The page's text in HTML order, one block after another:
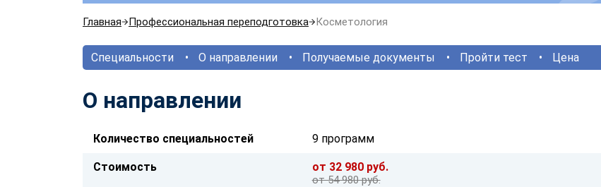
Главная Профессиональная переподготовка Косметология
Специальности О направлении Получаемые документы Пройти тест Цена
О направлении
Количество специальностей 9 программ
Стоимость от 32 980 руб.
от 54 980 руб.